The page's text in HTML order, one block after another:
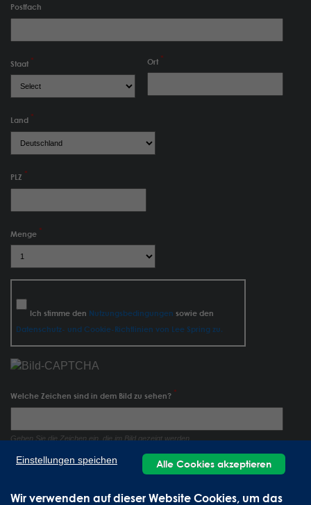
Postfach
Staat Ort
Land
PLZ
Menge
Ich stimme den Nutzungsbedingungen sowie den
Datenschutz- und Cookie-Richtlinien von Lee Spring zu.
Welche Zeichen sind in dem Bild zu sehen?
Geben Sie die Zeichen ein, die im Bild gezeigt werden.
Wir verwenden auf dieser Website Cookies, um das
Einstellungen speichen Alle Cookies akzeptieren